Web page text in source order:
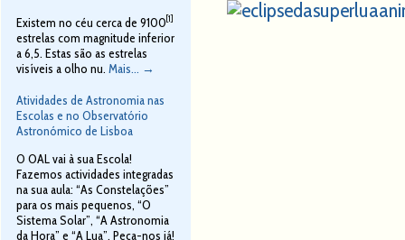
Existem no céu cerca de 9100[1]
estrelas com magnitude inferior
a 6,5. Estas são as estrelas
visíveis a olho nu.Mais... →
Atividades de Astronomia nas
Escolas e no Observatório
Astronómico de Lisboa
O OAL vai à sua Escola!
Fazemos actividades integradas
na sua aula: “As Constelações”
para os mais pequenos, “O
Sistema Solar”, “A Astronomia
da Hora” e “A Lua”. Peça-nos já!